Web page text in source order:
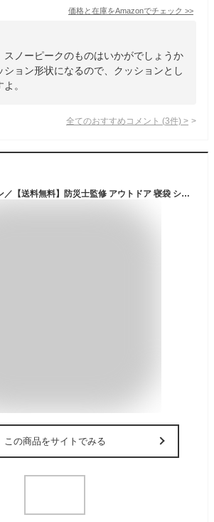
価格と在庫をAmazonでチェック >>
スノーピークのものはいかがでしょうか
ョン形状になるので、クッションとし
。
全てのおすすめコメント (3件) >
＼8/20迄半額クーポン／【送料無料】防災士監修 アウトドア 寝袋 シュラフ 封筒型 夏用 寝具 コンパクト スリーピングバッグ シュラフザック 撥水 バックル 軽量 3シーズン かわいい おしゃれ 子供 連結可能 ツーリング キャンプ 災害 車中泊 防災 ベランピング
この商品をサイトでみる